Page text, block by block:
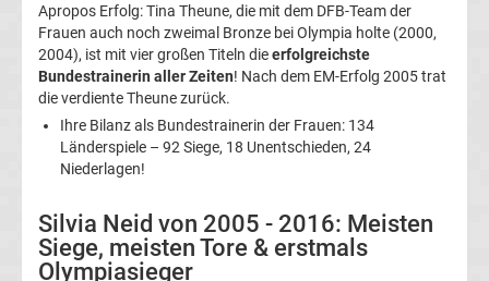
Cristiano
Ronaldo
Europapokal
der
Pokalsieger
Apropos Erfolg: Tina Theune, die mit dem DFB-Team der
Frauen auch noch zweimal Bronze bei Olympia holte (2000,
2004), ist mit vier großen Titeln dieerfolgreichste
Bundestrainerin aller Zeiten! Nach dem EM-Erfolg 2005 trat
die verdiente Theune zurück.
Ihre Bilanz als Bundestrainerin der Frauen: 134
Länderspiele – 92 Siege, 18 Unentschieden, 24
Niederlagen!
Silvia Neid von 2005 - 2016: Meisten
Siege, meisten Tore & erstmals
Olympiasieger